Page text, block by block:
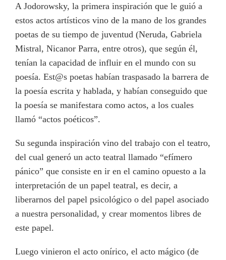
A Jodorowsky, la primera inspiración que le guió a
estos actos artísticos vino de la mano de los grandes
poetas de su tiempo de juventud (Neruda, Gabriela
Mistral, Nicanor Parra, entre otros), que según él,
tenían la capacidad de influir en el mundo con su
poesía. Est@s poetas habían traspasado la barrera de
la poesía escrita y hablada, y habían conseguido que
la poesía se manifestara como actos, a los cuales
llamó “actos poéticos”.
Su segunda inspiración vino del trabajo con el teatro,
del cual generó un acto teatral llamado “efímero
pánico” que consiste en ir en el camino opuesto a la
interpretación de un papel teatral, es decir, a
liberarnos del papel psicológico o del papel asociado
a nuestra personalidad, y crear momentos libres de
este papel.
Luego vinieron el acto onírico, el acto mágico (de